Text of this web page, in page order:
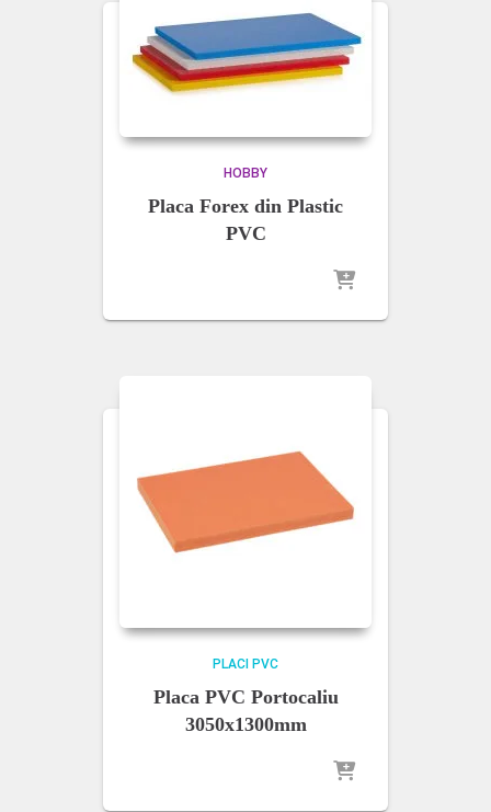
HOBBY
Placa Forex din Plastic
PVC
PLACI PVC
Placa PVC Portocaliu
3050x1300mm